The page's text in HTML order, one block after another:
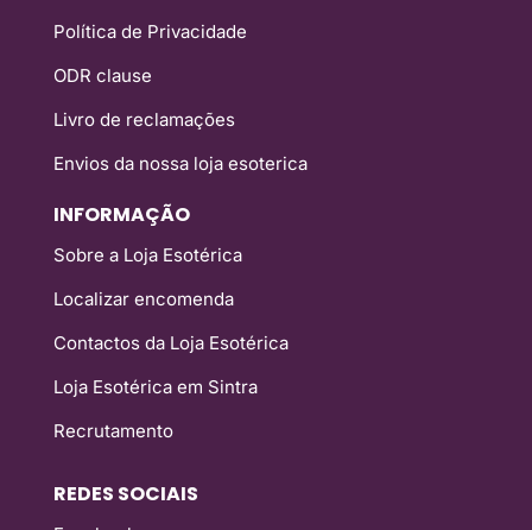
Política de Privacidade
ODR clause
Livro de reclamações
Envios da nossa loja esoterica
INFORMAÇÃO
Sobre a Loja Esotérica
Localizar encomenda
Contactos da Loja Esotérica
Loja Esotérica em Sintra
Recrutamento
REDES SOCIAIS